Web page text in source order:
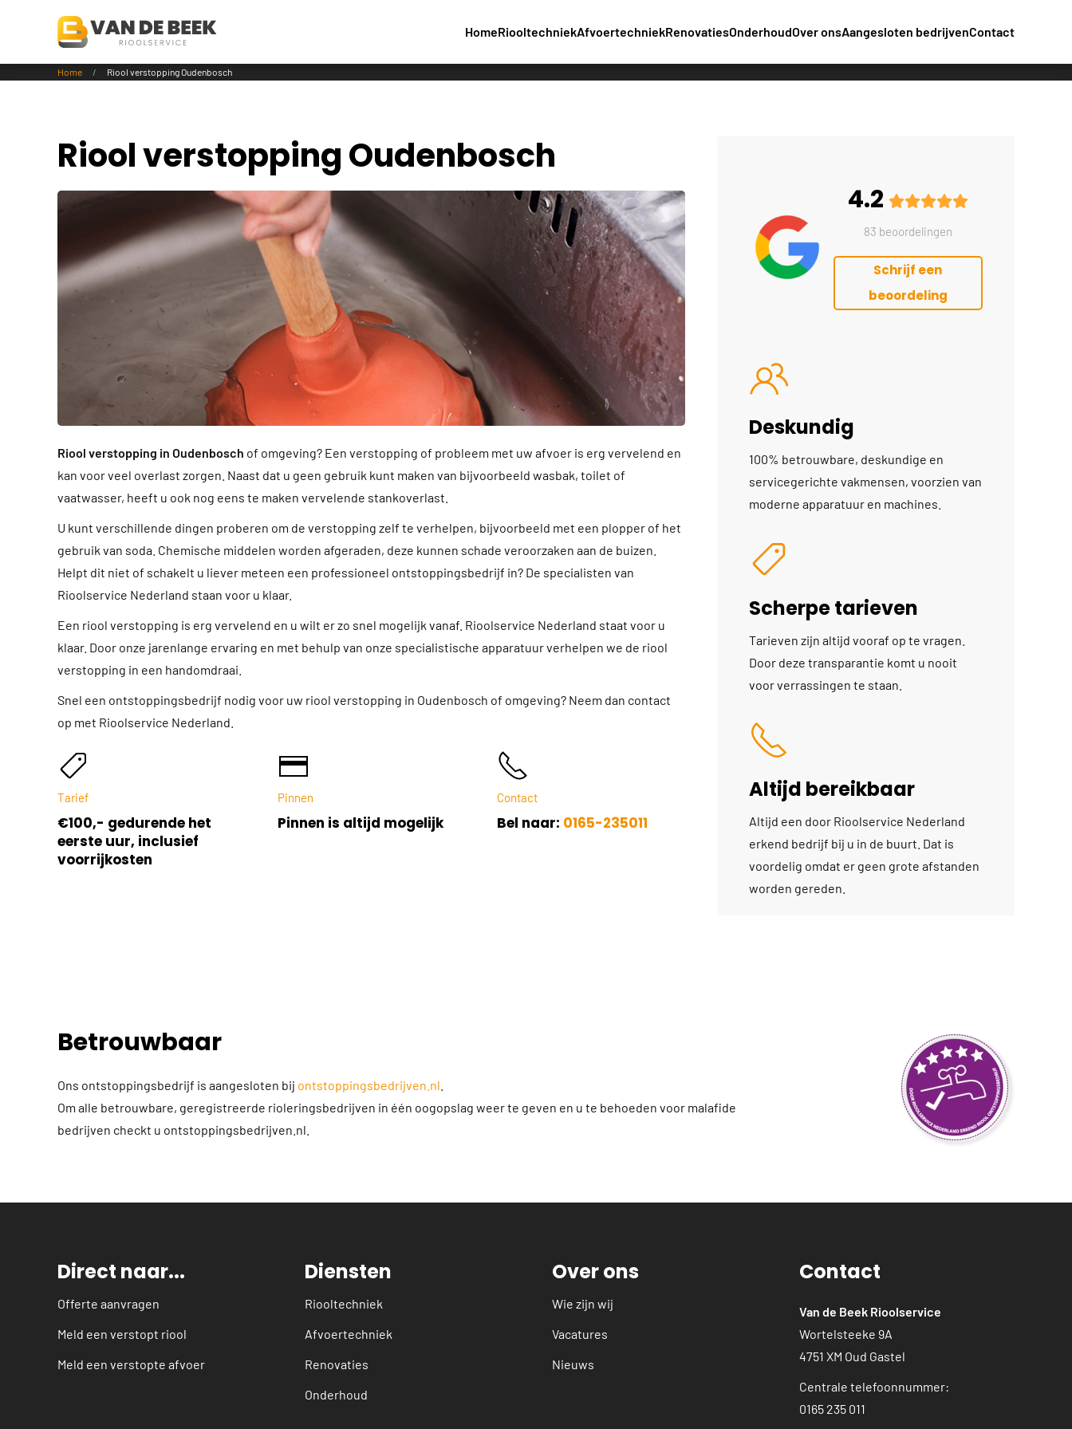
Terug naar hoofdinhoud
HomeRiooltechniekAfvoertechniekRenovatiesOnderhoudOver onsAangesloten bedrijvenContact
Home Riool verstopping Oudenbosch
Riool verstopping Oudenbosch
Riool verstopping in Oudenbosch of omgeving? Een verstopping of probleem met uw afvoer is erg vervelend en
kan voor veel overlast zorgen. Naast dat u geen gebruik kunt maken van bijvoorbeeld wasbak, toilet of
vaatwasser, heeft u ook nog eens te maken vervelende stankoverlast.
U kunt verschillende dingen proberen om de verstopping zelf te verhelpen, bijvoorbeeld met een plopper of het
gebruik van soda. Chemische middelen worden afgeraden, deze kunnen schade veroorzaken aan de buizen.
Helpt dit niet of schakelt u liever meteen een professioneel ontstoppingsbedrijf in? De specialisten van
Rioolservice Nederland staan voor u klaar.
Een riool verstopping is erg vervelend en u wilt er zo snel mogelijk vanaf. Rioolservice Nederland staat voor u
klaar. Door onze jarenlange ervaring en met behulp van onze specialistische apparatuur verhelpen we de riool
verstopping in een handomdraai.
Snel een ontstoppingsbedrijf nodig voor uw riool verstopping in Oudenbosch of omgeving? Neem dan contact
op met Rioolservice Nederland.
Tarief
€100,- gedurende het
eerste uur, inclusief
voorrijkosten
Pinnen
Pinnen is altijd mogelijk
Contact
Bel naar: 0165-235011
4.2
83 beoordelingen
Schrijf een
beoordeling
Deskundig
100% betrouwbare, deskundige en
servicegerichte vakmensen, voorzien van
moderne apparatuur en machines.
Scherpe tarieven
Tarieven zijn altijd vooraf op te vragen.
Door deze transparantie komt u nooit
voor verrassingen te staan.
Altijd bereikbaar
Altijd een door Rioolservice Nederland
erkend bedrijf bij u in de buurt. Dat is
voordelig omdat er geen grote afstanden
worden gereden.
Betrouwbaar
Ons ontstoppingsbedrijf is aangesloten bij ontstoppingsbedrijven.nl
Om alle betrouwbare, geregistreerde rioleringsbedrijven in één oogopslag weer te geven en u te behoeden voor malafide
bedrijven checkt u ontstoppingsbedrijven.nl.
Direct naar...
Offerte aanvragen
Meld een verstopt riool
Meld een verstopte afvoer
Diensten
Riooltechniek
Afvoertechniek
Renovaties
Onderhoud
Over ons
Wie zijn wij
Vacatures
Nieuws
Contact
Van de Beek Rioolservice
Wortelsteeke 9A
4751 XM Oud Gastel
Centrale telefoonnummer:
0165 235 011